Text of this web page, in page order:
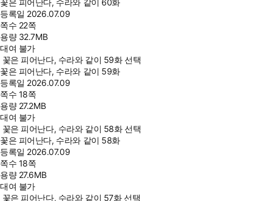
꽃은 피어난다, 수라와 같이 60화
등록일 2026.07.09
쪽수 22쪽
용량 32.7MB
대여 불가
꽃은 피어난다, 수라와 같이 59화 선택
꽃은 피어난다, 수라와 같이 59화
등록일 2026.07.09
쪽수 18쪽
용량 27.2MB
대여 불가
꽃은 피어난다, 수라와 같이 58화 선택
꽃은 피어난다, 수라와 같이 58화
등록일 2026.07.09
쪽수 18쪽
용량 27.6MB
대여 불가
꽃은 피어난다, 수라와 같이 57화 선택